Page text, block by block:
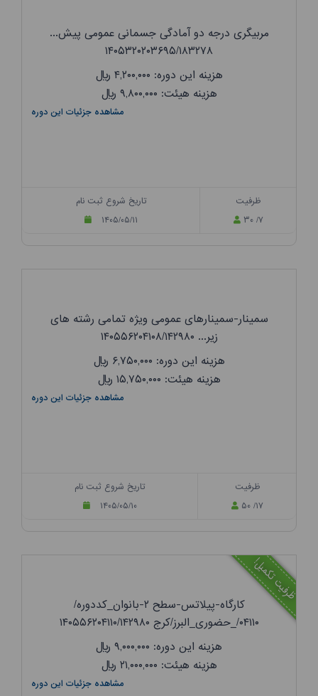
مربیگری درجه دو آمادگی جسمانی عمومی پیش...
۱۴۰۵۳۲۰۲۰۳۶۹۵/۱۸۳۲۷۸
هزینه این دوره: ۴,۲۰۰,۰۰۰
ریال
هزینه هیئت: ۹,۸۰۰,۰۰۰
ریال
مشاهده جزئیات این دوره
تاریخ شروع ثبت نام
۱۴۰۵/۰۵/۱۱
ظرفیت
۳۰ /۷
سمینار-سمینارهای عمومی ویژه تمامی رشته های
زیر... ۱۴۰۵۵۶۲۰۴۱۰۸/۱۴۲۹۸۰
هزینه این دوره: ۶,۷۵۰,۰۰۰
ریال
هزینه هیئت: ۱۵,۷۵۰,۰۰۰
ریال
مشاهده جزئیات این دوره
تاریخ شروع ثبت نام
۱۴۰۵/۰۵/۱۰
ظرفیت
۵۰ /۱۷
ظرفیت تکمیل!
کارگاه-پیلاتس-سطح ۲-بانوان_کددوره/
۰۴۱۱۰/_حضوری_البرز/کرج ۱۴۰۵۵۶۲۰۴۱۱۰/۱۴۲۹۸۰
هزینه این دوره: ۹,۰۰۰,۰۰۰
ریال
هزینه هیئت: ۲۱,۰۰۰,۰۰۰
ریال
مشاهده جزئیات این دوره